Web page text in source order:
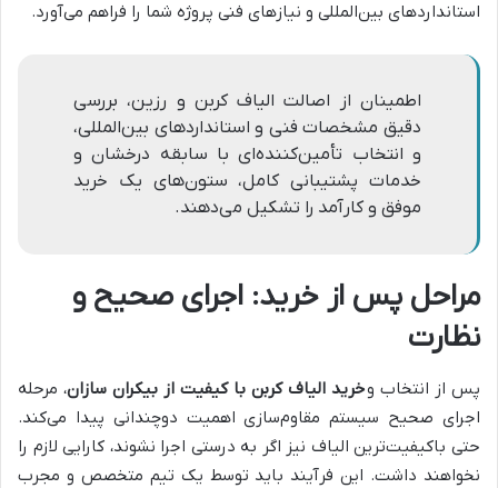
استانداردهای بین‌المللی و نیازهای فنی پروژه شما را فراهم می‌آورد.
اطمینان از اصالت الیاف کربن و رزین، بررسی
دقیق مشخصات فنی و استانداردهای بین‌المللی،
و انتخاب تأمین‌کننده‌ای با سابقه درخشان و
خدمات پشتیبانی کامل، ستون‌های یک خرید
موفق و کارآمد را تشکیل می‌دهند.
مراحل پس از خرید: اجرای صحیح و
نظارت
پس از انتخاب وخرید الیاف کربن با کیفیت از بیکران سازان، مرحله
اجرای صحیح سیستم مقاوم‌سازی اهمیت دوچندانی پیدا می‌کند.
حتی باکیفیت‌ترین الیاف نیز اگر به درستی اجرا نشوند، کارایی لازم را
نخواهند داشت. این فرآیند باید توسط یک تیم متخصص و مجرب